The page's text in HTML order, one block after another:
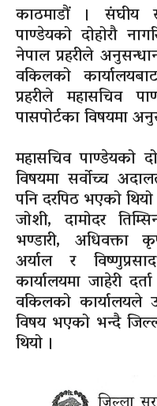
काठमाडौं । संघीय
पाण्डेयको दोहोरौ
नेपाल प्रहरीले
वकिलको
प्रहरीले महासचिव
पासपोर्टका विषयमा
महासचिव पाण्डेयको
विषयमा सर्वोच्च
पनि दरपिठ भएको
जोशी, दामोदर
भण्डारी, अधिवक्ता
अर्याल र
कार्यालयमा जाहेरी
वकिलको कार्यालयले
विषय भएको भन्दै
थियो ।